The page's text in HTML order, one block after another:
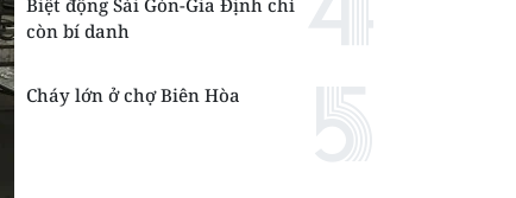
Biệt động Sài Gòn-Gia Định chỉ
còn bí danh
Cháy lớn ở chợ Biên Hòa